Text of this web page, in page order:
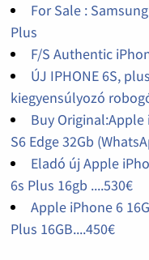
For Sale :
Plus
F/S Authentic
ÚJ IPHONE 6S,
kiegyensúlyozó
Buy Original:Apple
S6 Edge 32Gb
Eladó új Apple
6s Plus 16gb ....530€
Apple iPhone 6
Plus 16GB....450€